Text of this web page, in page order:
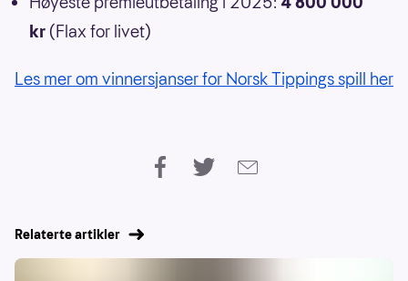
kr (Flax for livet)
Les mer om vinnersjanser for Norsk Tippings spill her
Relaterte artikler